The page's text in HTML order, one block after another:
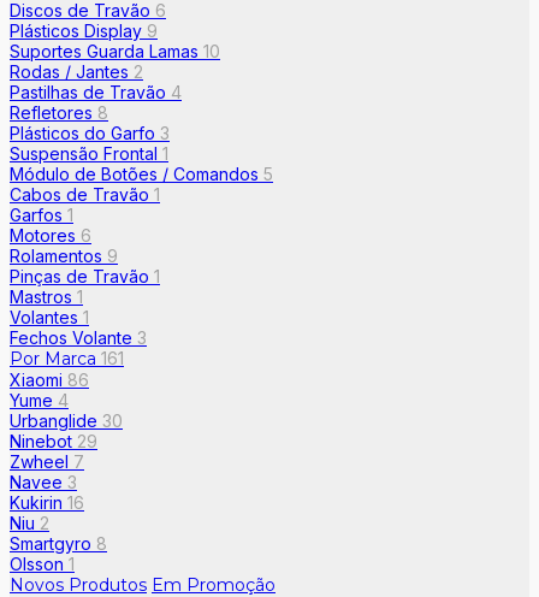
Discos de Travão 6
Plásticos Display 9
Suportes Guarda Lamas 10
Rodas / Jantes 2
Pastilhas de Travão 4
Refletores 8
Plásticos do Garfo 3
Suspensão Frontal 1
Módulo de Botões / Comandos 5
Cabos de Travão 1
Garfos 1
Motores 6
Rolamentos 9
Pinças de Travão 1
Mastros 1
Volantes 1
Fechos Volante 3
Por Marca 161
Xiaomi 86
Yume 4
Urbanglide 30
Ninebot 29
Zwheel 7
Navee 3
Kukirin 16
Niu 2
Smartgyro 8
Olsson 1
Novos Produtos Em Promoção